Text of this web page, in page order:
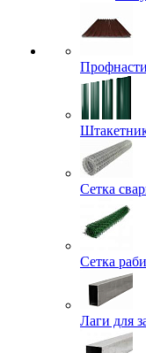
Сетка
Сетка
Лаги для